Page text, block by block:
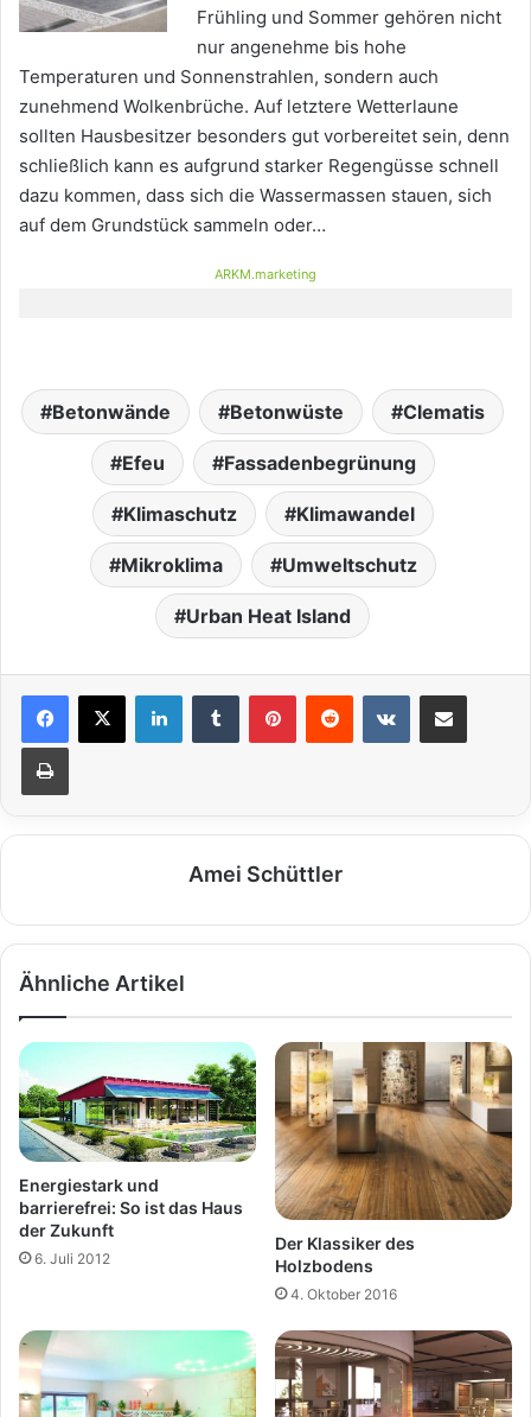
Frühling und Sommer gehören nicht
nur angenehme bis hohe
Temperaturen und Sonnenstrahlen, sondern auch
zunehmend Wolkenbrüche. Auf letztere Wetterlaune
sollten Hausbesitzer besonders gut vorbereitet sein, denn
schließlich kann es aufgrund starker Regengüsse schnell
dazu kommen, dass sich die Wassermassen stauen, sich
auf dem Grundstück sammeln oder…
ARKM.marketing
Betonwände Betonwüste Clematis
Efeu Fassadenbegrünung
Klimaschutz Klimawandel
Mikroklima Umweltschutz
Urban Heat Island
Amei Schüttler
Ähnliche Artikel
Energiestark und
barrierefrei: So ist das Haus
der Zukunft
6. Juli 2012
Der Klassiker des
Holzbodens
4. Oktober 2016